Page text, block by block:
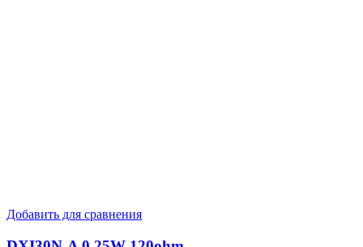
Добавить для сравнения